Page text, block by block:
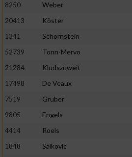
8250
Weber
20413
Köster
1341
Schornstein
52739
Tonn-Mervo
21284
Kludszuweit
17498
De Veaux
7519
Gruber
9805
Engels
4414
Roels
1848
Salkovic